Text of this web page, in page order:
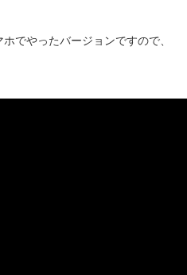
でやったバージョンですので、